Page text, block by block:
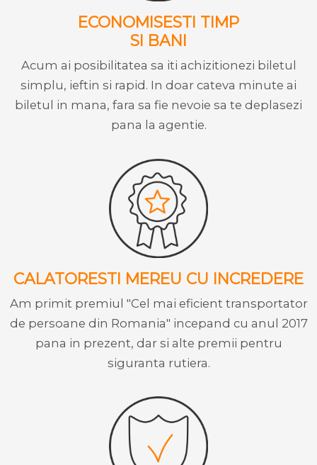
ECONOMISESTI TIMP
SI BANI
Acum ai posibilitatea sa iti achizitionezi biletul
simplu, ieftin si rapid. In doar cateva minute ai
biletul in mana, fara sa fie nevoie sa te deplasezi
pana la agentie.
CALATORESTI MEREU CU INCREDERE
Am primit premiul "Cel mai eficient transportator
de persoane din Romania" incepand cu anul 2017
pana in prezent, dar si alte premii pentru
siguranta rutiera.